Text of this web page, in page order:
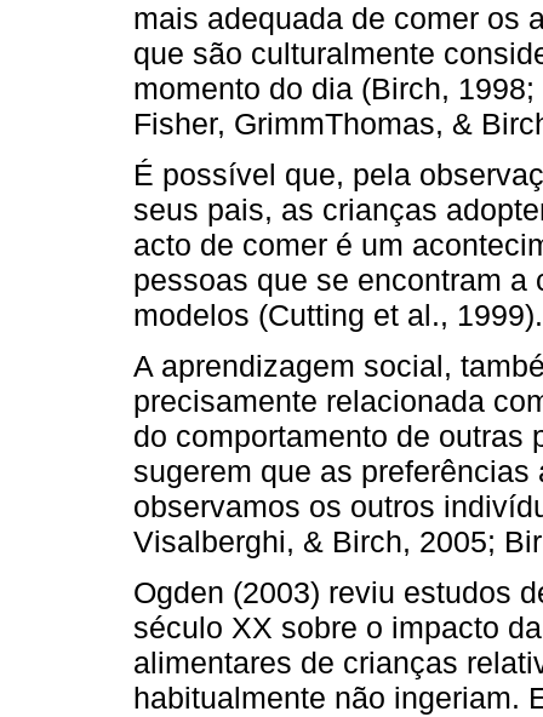
mais adequada de comer os
que são culturalmente
momento do dia (Birch,
Fisher, GrimmThomas, &
É possível que, pela
seus pais, as crianças
acto de comer é um
pessoas que se encontram
modelos (Cutting et al., 1999).
A aprendizagem social,
precisamente relacionada
do comportamento de outras
sugerem que as
observamos os outros
Visalberghi, & Birch, 2005;
Ogden (2003) reviu estudos
século XX sobre o impacto
alimentares de crianças
habitualmente não ingeriam.